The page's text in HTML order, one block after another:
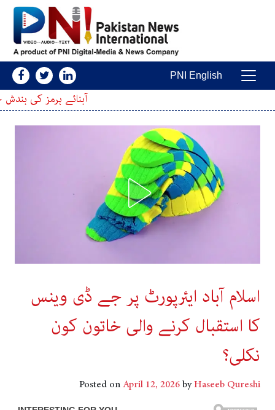
Main Navigation
PNI English
آبنائے ہرمز کی بندش ختم کرنے کا
اسلام آباد ایئرپورٹ پر جے ڈی وینس
کا استقبال کرنے والی خاتون کون
نکلی؟
Posted onApril 12, 2026byHaseeb Qureshi